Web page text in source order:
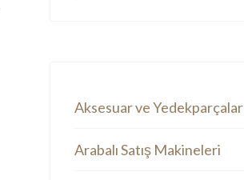
Aksesuar ve Yedekparçalar
Arabalı Satış Makineleri